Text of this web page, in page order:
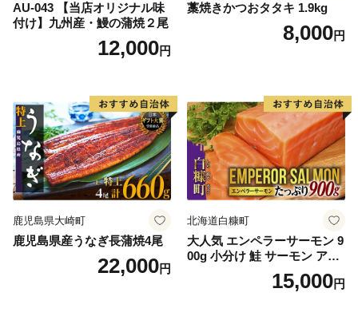
AU-043 【当店オリジナル味
付け】九州産・鰻の蒲焼２尾
12,000円
藁焼きかつおタタキ 1.9kg
8,000円
鹿児島県大崎町
鹿児島県産うなぎ長蒲焼4尾
22,000円
北海道白糠町
大人気 エンペラーサーモン 9
00g 小分け 鮭 サーモン アト
ランティックサーモン 水産
庁長官賞 受賞 さけ シャケ し
15,000円